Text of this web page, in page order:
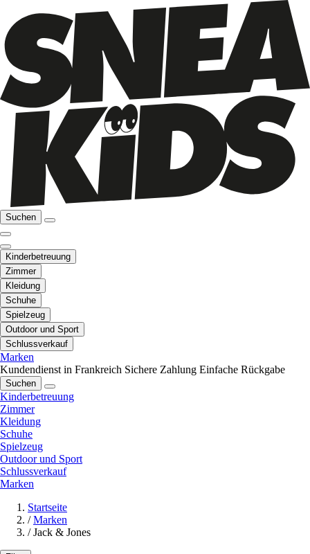
Suchen
Kinderbetreuung
Zimmer
Kleidung
Schuhe
Spielzeug
Outdoor und Sport
Schlussverkauf
Marken
Kundendienst in Frankreich Sichere Zahlung Einfache Rückgabe
Suchen
Kinderbetreuung
Zimmer
Kleidung
Schuhe
Spielzeug
Outdoor und Sport
Schlussverkauf
Marken
Startseite
/ Marken
/ Jack & Jones